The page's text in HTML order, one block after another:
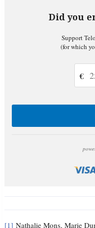
Did you
Support
(for which
€
[1] Nathalie Mons, Marie